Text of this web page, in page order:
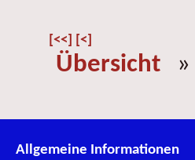
[<<] [<]
Übersicht »
Allgemeine Informationen